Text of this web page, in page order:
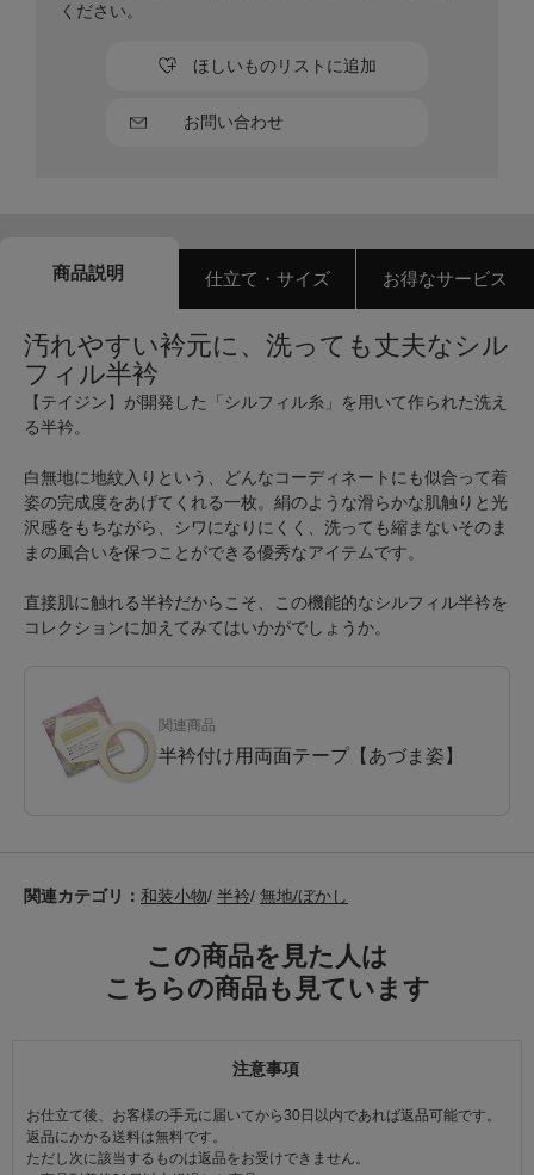
お問い合わせ
ほしいものリストに追加
ください。
商品説明 仕立て・サイズ お得なサービス
汚れやすい衿元に、洗っても丈夫なシル
フィル半衿
【テイジン】が開発した「シルフィル糸」を用いて作られた洗え
る半衿。
白無地に地紋入りという、どんなコーディネートにも似合って着
姿の完成度をあげてくれる一枚。絹のような滑らかな肌触りと光
沢感をもちながら、シワになりにくく、洗っても縮まないそのま
まの風合いを保つことができる優秀なアイテムです。
直接肌に触れる半衿だからこそ、この機能的なシルフィル半衿を
コレクションに加えてみてはいかがでしょうか。
関連商品
半衿付け用両面テープ【あづま姿】
関連カテゴリ： 和装小物/ 半衿/ 無地/ぼかし
この商品を見た人は
こちらの商品も見ています
注意事項
お仕立て後、お客様の手元に届いてから30日以内であれば返品可能です。
返品にかかる送料は無料です。
ただし次に該当するものは返品をお受けできません。